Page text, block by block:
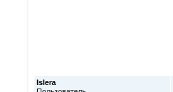
Islera